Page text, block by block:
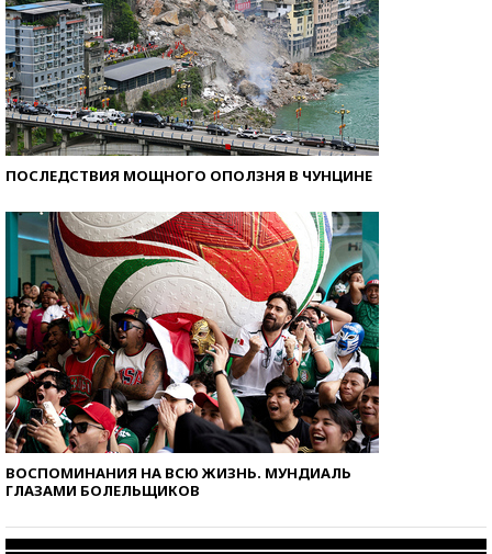
ПОСЛЕДСТВИЯ МОЩНОГО ОПОЛЗНЯ В ЧУНЦИНЕ
ВОСПОМИНАНИЯ НА ВСЮ ЖИЗНЬ. МУНДИАЛЬ
ГЛАЗАМИ БОЛЕЛЬЩИКОВ